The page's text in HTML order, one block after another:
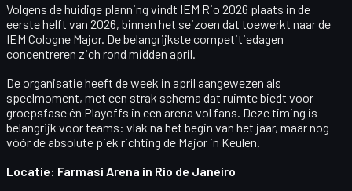
Volgens de huidige planning vindt IEM Rio 2026 plaats in de
eerste helft van 2026, binnen het seizoen dat toewerkt naar de
IEM Cologne Major. De belangrijkste competitiedagen
concentreren zich rond midden april.
De organisatie heeft de week in april aangewezen als
speelmoment, met een strak schema dat ruimte biedt voor
groepsfase én Playoffs in een arena vol fans. Deze timing is
belangrijk voor teams: vlak na het begin van het jaar, maar nog
vóór de absolute piek richting de Major in Keulen.
Locatie: Farmasi Arena in Rio de Janeiro